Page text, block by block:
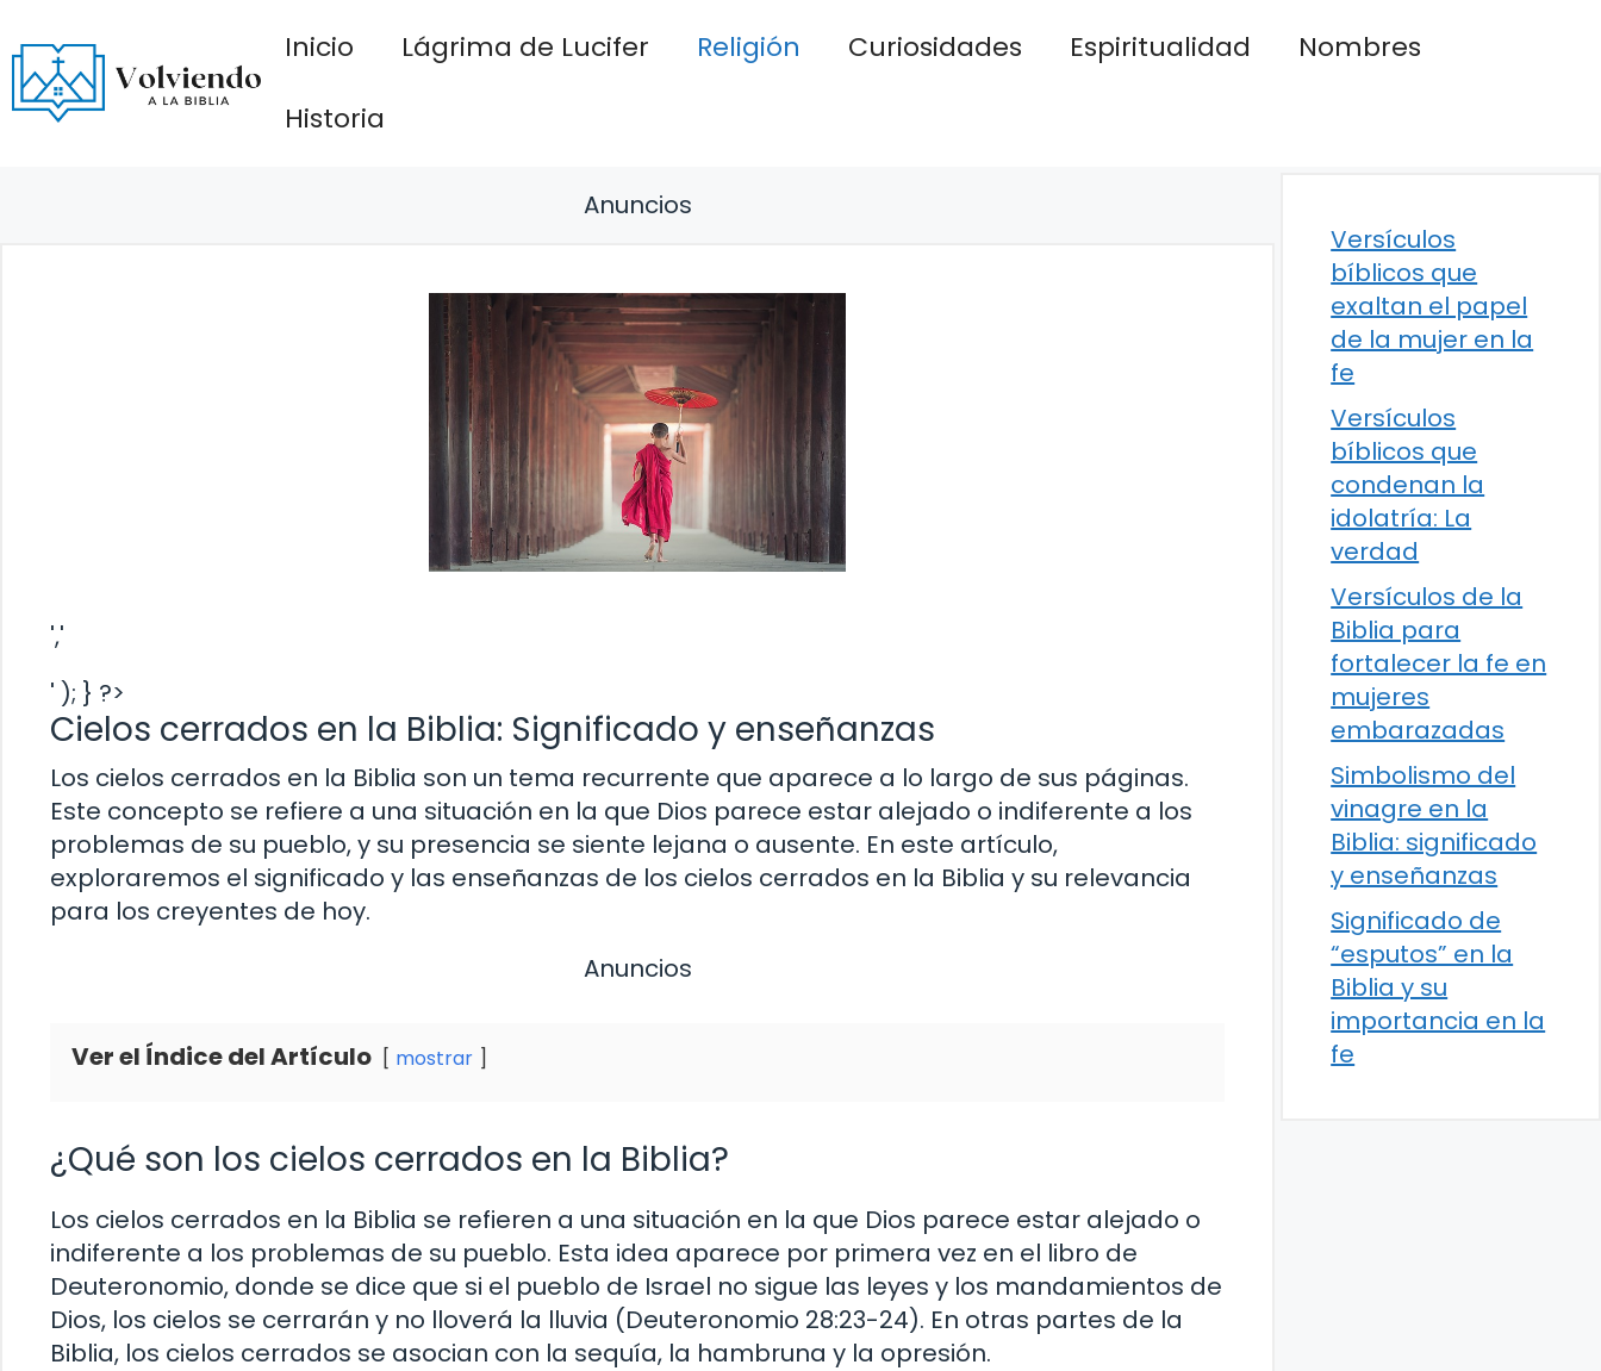
al
contenido
Inicio Lágrima de Lucifer Religión Curiosidades Espiritualidad
Nombres
Historia
Anuncios
','
' ); } ?>
Cielos cerrados en la Biblia: Significado y enseñanzas
Los cielos cerrados en la Biblia son un tema recurrente que aparece a lo largo de sus páginas.
Este concepto se refiere a una situación en la que Dios parece estar alejado o indiferente a los
problemas de su pueblo, y su presencia se siente lejana o ausente. En este artículo,
exploraremos el significado y las enseñanzas de los cielos cerrados en la Biblia y su relevancia
para los creyentes de hoy.
Anuncios
Ver el Índice del Artículo mostrar
¿Qué son los cielos cerrados en la Biblia?
Los cielos cerrados en la Biblia se refieren a una situación en la que Dios parece estar alejado o
indiferente a los problemas de su pueblo. Esta idea aparece por primera vez en el libro de
Deuteronomio, donde se dice que si el pueblo de Israel no sigue las leyes y los mandamientos de
Dios, los cielos se cerrarán y no lloverá la lluvia (Deuteronomio 28:23-24). En otras partes de la
Biblia, los cielos cerrados se asocian con la sequía, la hambruna y la opresión.
Versículos
bíblicos que
exaltan el papel
de la mujer en la
fe
Versículos
bíblicos que
condenan la
idolatría: La
verdad
Versículos de la
Biblia para
fortalecer la fe en
mujeres
embarazadas
Simbolismo del
vinagre en la
Biblia: significado
y enseñanzas
Significado de
“esputos” en la
Biblia y su
importancia en la
fe